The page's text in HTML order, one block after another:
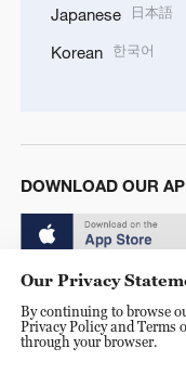
Japanese 日本語
Korean 한국어
DOWNLOAD OUR
© China Radio
Our Privacy
By continuing to browse
Privacy Policy and Terms
through your browser.